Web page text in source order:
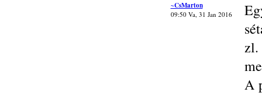
~CsMarton
09:50 Va, 31 Jan 2016
zl.
A